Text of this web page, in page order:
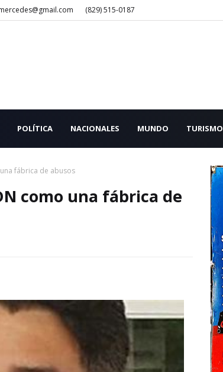
(829) 515-0187
POLÍTICA NACIONALES MUNDO TURISMO
fábrica de abusos
como una fábrica de